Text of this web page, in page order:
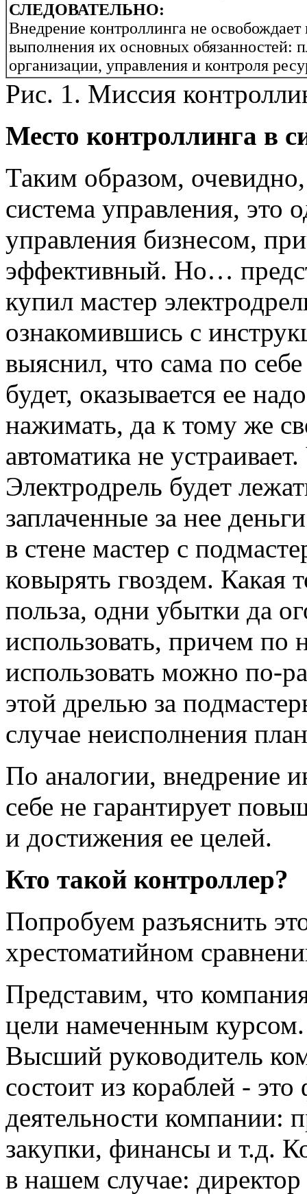
СЛЕДОВАТЕЛЬНО:
Внедрение контроллинга не
выполнения их основных обязанностей:
организации, управления и контроля
Рис. 1. Миссия
Место контроллинга в
Таким образом,
система управления, это
управления бизнесом,
эффективный. Но…
купил мастер
ознакомившись с
выяснил, что сама по
будет, оказывается ее
нажимать, да к тому же
автоматика не
Электродрель будет
заплаченные за нее
в стене мастер с
ковырять гвоздем. Какая
польза, одни убытки да
использовать, причем по
использовать можно по-
этой дрелью за
случае неисполнения
По аналогии, внедрение
себе не гарантирует
и достижения ее целей.
Кто такой контроллер?
Попробуем разъяснить
хрестоматийном
Представим, что
цели намеченным
Высший руководитель
состоит из кораблей -
деятельности компании:
закупки, финансы и т.д.
в нашем случае: